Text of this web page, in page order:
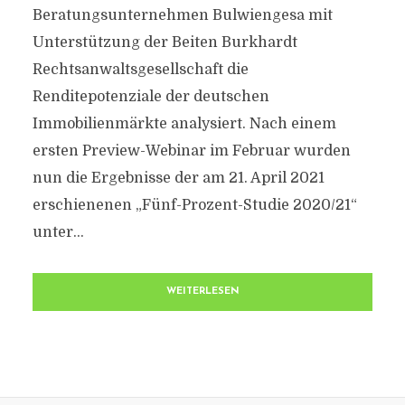
Beratungsunternehmen Bulwiengesa mit
Unterstützung der Beiten Burkhardt
Rechtsanwaltsgesellschaft die
Renditepotenziale der deutschen
Immobilienmärkte analysiert. Nach einem
ersten Preview-Webinar im Februar wurden
nun die Ergebnisse der am 21. April 2021
erschienenen „Fünf-Prozent-Studie 2020/21“
unter...
WEITERLESEN